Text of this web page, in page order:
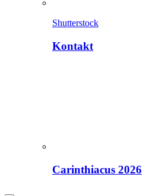
Shutterstock
Kontakt
Carinthiacus 2026